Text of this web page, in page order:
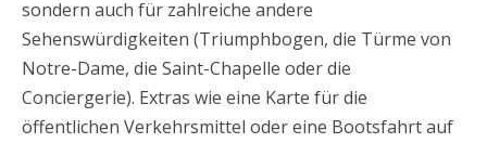
sondern auch für zahlreiche andere
Sehenswürdigkeiten (Triumphbogen, die Türme von
Notre-Dame, die Saint-Chapelle oder die
Conciergerie). Extras wie eine Karte für die
öffentlichen Verkehrsmittel oder eine Bootsfahrt auf